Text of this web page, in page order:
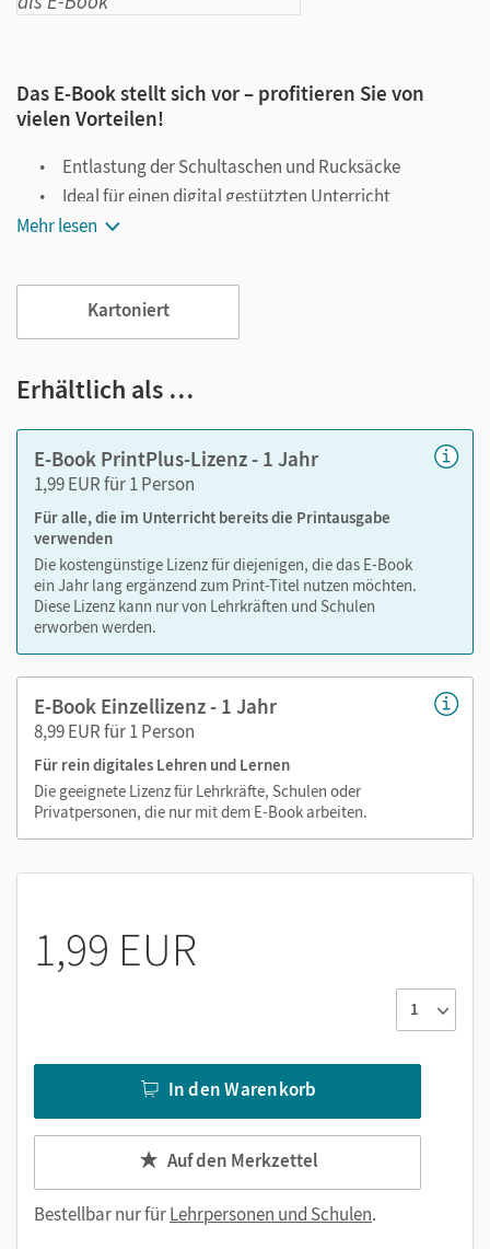
Das E-Book stellt sich vor – profitieren Sie von
vielen Vorteilen!
Entlastung der Schultaschen und Rucksäcke
Ideal für einen digital gestützten Unterricht
Notiz- und Markierungsmöglichkeit
Viele digitale Funktionen unterstützen das Lehren und
Lernen:
Notizen erstellen
Lesezeichen hinzufügen
Zoomen
Mehr lesen
Kartoniert
Erhältlich als …
E-Book PrintPlus-Lizenz - 1 Jahr
1,99 EUR für 1 Person
Für alle, die im Unterricht bereits die Printausgabe
verwenden
Die kostengünstige Lizenz für diejenigen, die das E-Book
ein Jahr lang ergänzend zum Print-Titel nutzen möchten.
Diese Lizenz kann nur von Lehrkräften und Schulen
erworben werden.
E-Book Einzellizenz - 1 Jahr
8,99 EUR für 1 Person
Für rein digitales Lehren und Lernen
Die geeignete Lizenz für Lehrkräfte, Schulen oder
Privatpersonen, die nur mit dem E-Book arbeiten.
1,99 EUR
In den Warenkorb
Auf den Merkzettel
Bestellbar nur fürLehrpersonen und Schulen.